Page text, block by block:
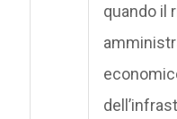
quando il